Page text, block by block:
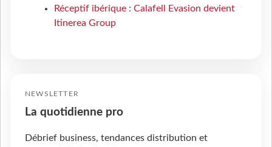
Réceptif ibérique : Calafell Evasion devient
Itinerea Group
NEWSLETTER
La quotidienne pro
Débrief business, tendances distribution et